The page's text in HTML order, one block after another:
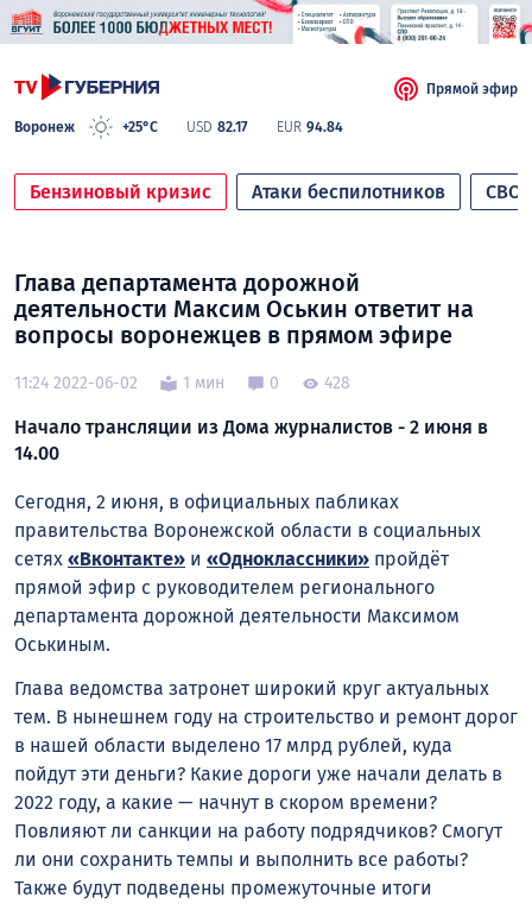
Воронеж +25°C USD 82.17 EUR 94.84
Прямой эфир
Бензиновый кризис Атаки беспилотников СВО
Глава департамента дорожной
деятельности Максим Оськин ответит на
вопросы воронежцев в прямом эфире
11:24 2022-06-02 1 мин 0 428
Начало трансляции из Дома журналистов - 2 июня в
14.00
Сегодня, 2 июня, в официальных пабликах
правительства Воронежской области в социальных
сетях «Вконтакте» и «Одноклассники» пройдёт
прямой эфир с руководителем регионального
департамента дорожной деятельности Максимом
Оськиным.
Глава ведомства затронет широкий круг актуальных
тем. В нынешнем году на строительство и ремонт дорог
в нашей области выделено 17 млрд рублей, куда
пойдут эти деньги? Какие дороги уже начали делать в
2022 году, а какие — начнут в скором времени?
Повлияют ли санкции на работу подрядчиков? Смогут
ли они сохранить темпы и выполнить все работы?
Также будут подведены промежуточные итоги